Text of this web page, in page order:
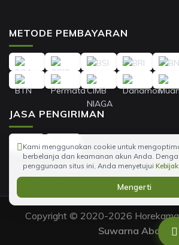
METODE PEMBAYARAN
JASA PENGIRIMAN
Copyright © 2020-2026
Suwarna Abadi
Kami menggunakan cookie untuk
berbelanja dan keamanan akun Anda.
penggunaan situs ini, Anda menyetujui
Mengerti